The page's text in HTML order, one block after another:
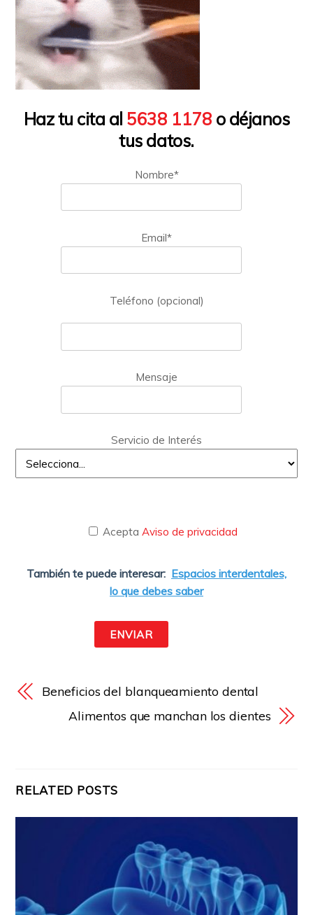
Haz tu cita al 5638 1178 o déjanos
tus datos.
Nombre*
Email*
Teléfono (opcional)
Mensaje
Servicio de Interés
AceptaAviso de privacidad
También te puede interesar: Espacios interdentales,
lo que debes saber
Beneficios del blanqueamiento dental
Alimentos que manchan los dientes
RELATED POSTS